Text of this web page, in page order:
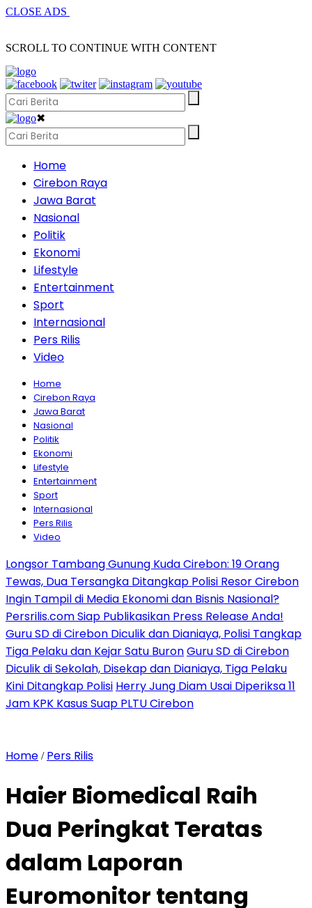
CLOSE ADS
SCROLL TO CONTINUE WITH CONTENT
✖
Home
Cirebon Raya
Jawa Barat
Nasional
Politik
Ekonomi
Lifestyle
Entertainment
Sport
Internasional
Pers Rilis
Video
Home
Cirebon Raya
Jawa Barat
Nasional
Politik
Ekonomi
Lifestyle
Entertainment
Sport
Internasional
Pers Rilis
Video
Longsor Tambang Gunung Kuda Cirebon: 19 Orang
Tewas, Dua Tersangka Ditangkap Polisi Resor Cirebon
Ingin Tampil di Media Ekonomi dan Bisnis Nasional?
Persrilis.com Siap Publikasikan Press Release Anda!
Guru SD di Cirebon Diculik dan Dianiaya, Polisi Tangkap
Tiga Pelaku dan Kejar Satu BuronGuru SD di Cirebon
Diculik di Sekolah, Disekap dan Dianiaya, Tiga Pelaku
Kini Ditangkap Polisi Herry Jung Diam Usai Diperiksa 11
Jam KPK Kasus Suap PLTU Cirebon
Home / Pers Rilis
Haier Biomedical Raih
Dua Peringkat Teratas
dalam Laporan
Euromonitor tentang